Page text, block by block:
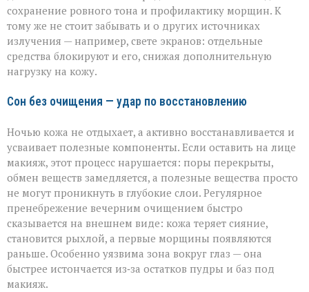
сохранение ровного тона и профилактику морщин. К
тому же не стоит забывать и о других источниках
излучения — например, свете экранов: отдельные
средства блокируют и его, снижая дополнительную
нагрузку на кожу.
Сон без очищения — удар по восстановлению
Ночью кожа не отдыхает, а активно восстанавливается и
усваивает полезные компоненты. Если оставить на лице
макияж, этот процесс нарушается: поры перекрыты,
обмен веществ замедляется, а полезные вещества просто
не могут проникнуть в глубокие слои. Регулярное
пренебрежение вечерним очищением быстро
сказывается на внешнем виде: кожа теряет сияние,
становится рыхлой, а первые морщины появляются
раньше. Особенно уязвима зона вокруг глаз — она
быстрее истончается из‑за остатков пудры и баз под
макияж.